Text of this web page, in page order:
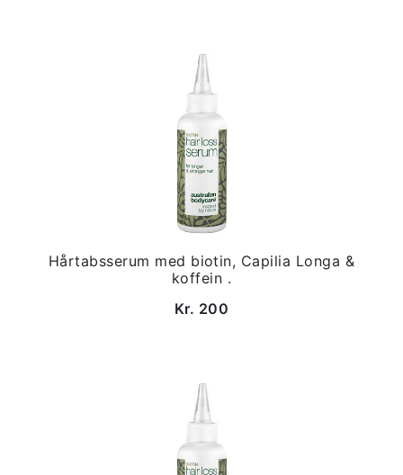
Hårtabsserum med biotin, Capilia Longa &
koffein .
Kr. 200